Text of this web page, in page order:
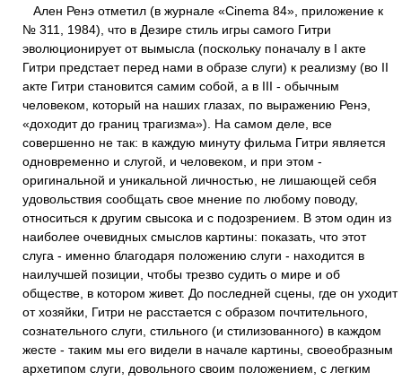
Ален Ренэ отметил (в журнале «Cinema 84», приложение к
№ 311, 1984), что в Дезире стиль игры самого Гитри
эволюционирует от вымысла (поскольку поначалу в I акте
Гитри предстает перед нами в образе слуги) к реализму (во II
акте Гитри становится самим собой, а в III - обычным
человеком, который на наших глазах, по выражению Ренэ,
«доходит до границ трагизма»). На самом деле, все
совершенно не так: в каждую минуту фильма Гитри является
одновременно и слугой, и человеком, и при этом -
оригинальной и уникальной личностью, не лишающей себя
удовольствия сообщать свое мнение по любому поводу,
относиться к другим свысока и с подозрением. В этом один из
наиболее очевидных смыслов картины: показать, что этот
слуга - именно благодаря положению слуги - находится в
наилучшей позиции, чтобы трезво судить о мире и об
обществе, в котором живет. До последней сцены, где он уходит
от хозяйки, Гитри не расстается с образом почтительного,
сознательного слуги, стильного (и стилизованного) в каждом
жесте - таким мы его видели в начале картины, своеобразным
архетипом слуги, довольного своим положением, с легким